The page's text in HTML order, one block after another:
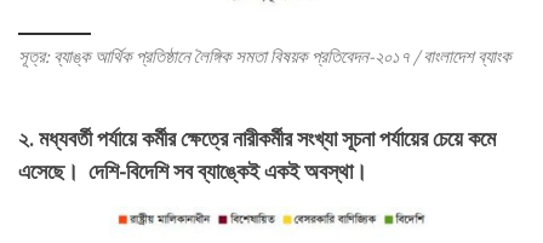
সূত্র: ব্যাঙ্ক আর্থিক প্রতিষ্ঠানে লৈঙ্গিক সমতা বিষয়ক প্রতিবেদন-২০১৭ / বাংলাদেশ ব্যাংক
২. মধ্যবর্তী পর্যায়ে কর্মীর ক্ষেত্রে নারীকর্মীর সংখ্যা সূচনা পর্যায়ের চেয়ে কমে
এসেছে। দেশি-বিদেশি সব ব্যাঙ্কেই একই অবস্থা।